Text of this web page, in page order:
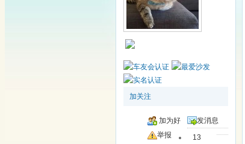
加关注
加为好
友
发消息
举报
13